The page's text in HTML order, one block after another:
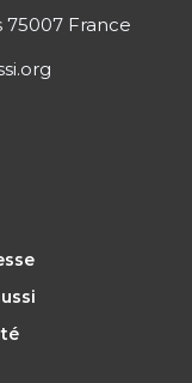
75007 France